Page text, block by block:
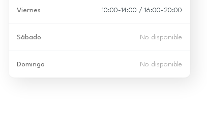
Viernes 10:00-14:00 / 16:00-20:00
Sábado No disponible
Domingo No disponible